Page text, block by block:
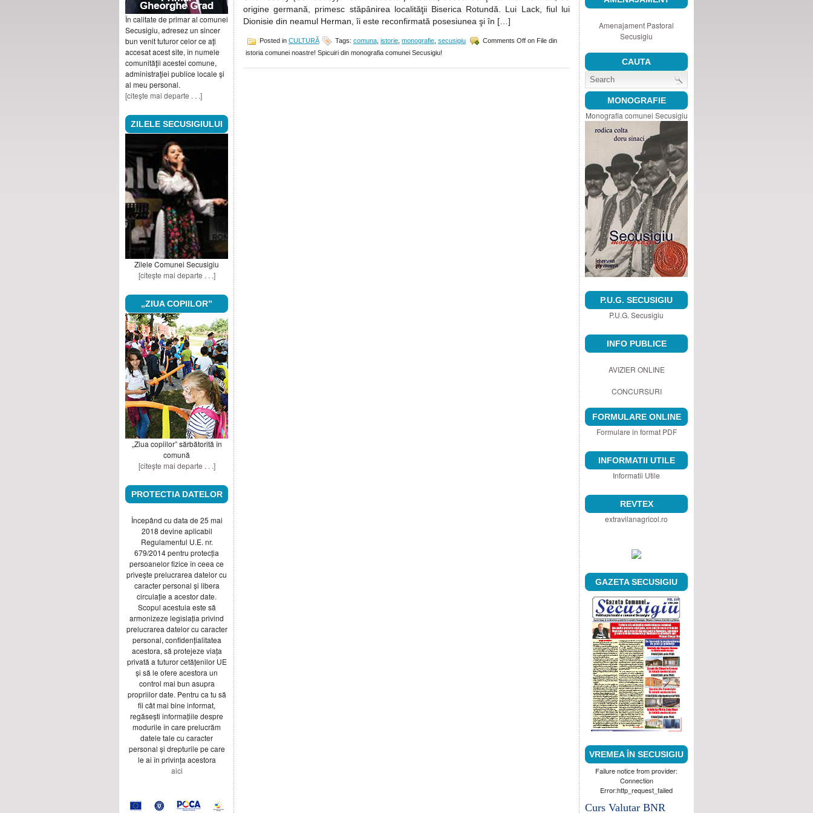
În calitate de primar al comunei
Secusigiu, adresez un sincer
bun venit tuturor celor ce aţi
accesat acest site, în numele
comunităţii acestei comune,
administraţiei publice locale şi
al meu personal.
[citeşte mai departe . . .]
ZILELE SECUSIGIULUI
Zilele Comunei Secusigiu
[citeşte mai departe . . .]
„ZIUA COPIILOR”
„Ziua copiilor” sărbătorită în
comună
[citeşte mai departe . . .]
PROTECTIA DATELOR
Începând cu data de 25 mai
2018 devine aplicabil
Regulamentul U.E. nr.
679/2014 pentru protecția
persoanelor fizice în ceea ce
privește prelucrarea datelor cu
caracter personal și libera
circulație a acestor date.
Scopul acestuia este să
armonizeze legislația privind
prelucrarea datelor cu caracter
personal, confidențialitatea
acestora, să protejeze viața
privată a tuturor cetățenilor UE
și să le ofere acestora un
control mai bun asupra
propriilor date. Pentru ca tu să
fii cât mai bine informat,
regăsești informațiile despre
modurile în care prelucrăm
datele tale cu caracter
personal și drepturile pe care
le ai în privința acestora
aici
origine germană, primesc stăpânirea localităţii Biserica Rotundă. Lui Lack, fiul lui
Dionisie din neamul Herman, îi este reconfirmată posesiunea şi în […]
Posted in CULTURĂ Tags: comuna istorie monografie secusigiu Comments Off on File din
istoria comunei noastre! Spicuiri din monografia comunei Secusigiu!
Amenajament Pastoral
Secusigiu
CAUTA
MONOGRAFIE
Monografia comunei Secusigiu
P.U.G. SECUSIGIU
P.U.G. Secusigiu
INFO PUBLICE
AVIZIER ONLINE
CONCURSURI
FORMULARE ONLINE
Formulare in format PDF
INFORMATII UTILE
Informatii Utile
REVTEX
extravilanagricol.ro
GAZETA SECUSIGIU
VREMEA ÎN SECUSIGIU
Failure notice from provider:
Connection
Error:http_request_failed
Curs Valutar BNR